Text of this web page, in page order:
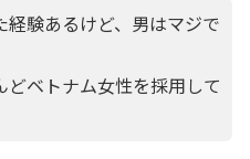
経験あるけど、男はマジで
どベトナム女性を採用して